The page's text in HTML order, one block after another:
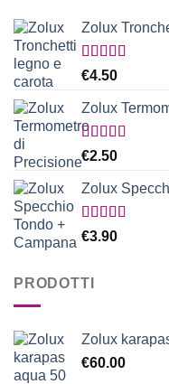
Zolux
Valutato
€4.50
Zolux
Valutato
5.00
€2.50
Zolux
Valutato
€3.90
PRODOTTI
Zolux
€60.00